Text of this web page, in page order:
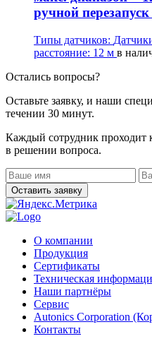
ручной
Типы датчиков:
расстояние: 12 м в
Остались вопросы?
Оставьте заявку, и наши
течении 30 минут.
Каждый сотрудник
в решении вопроса.
О компании
Продукция
Сертификаты
Техническая
Наши партнёры
Сервис
Autonics Corporation
Контакты